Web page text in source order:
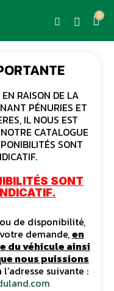
RAISON DE LA
PÉNURIES ET
IL NOUS EST
CATALOGUE
SONT
SONT
de disponibilité,
demande,en
du véhicule ainsi
nous puissions
suivante :